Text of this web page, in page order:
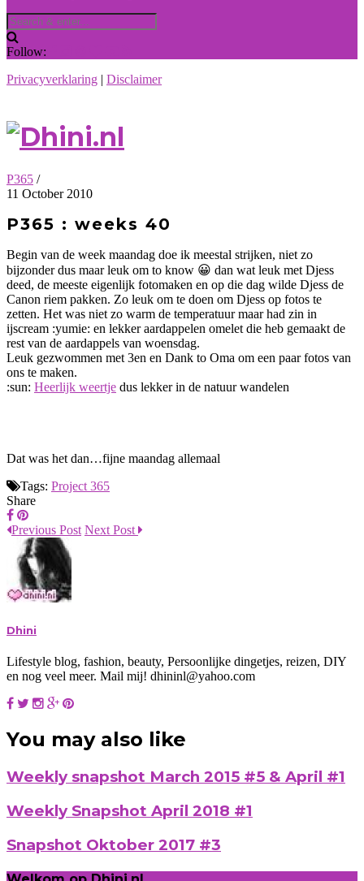
Follow:
Privacyverklaring | Disclaimer
P365 /
11 October 2010
P365 : weeks 40
Begin van de week maandag doe ik meestal strijken, niet zo
bijzonder dus maar leuk om to know 😀 dan wat leuk met Djess
deed, de meeste eigenlijk fotomaken en op die dag wilde Djess de
Canon riem pakken. Zo leuk om te doen om Djess op fotos te
zetten. Het was niet zo warm de temperatuur maar had zin in
ijscream :yumie: en lekker aardappelen omelet die heb gemaakt de
rest van de aardappels van woensdag.
Leuk gezwommen met 3en en Dank to Oma om een paar fotos van
ons te maken.
:sun: Heerlijk weertje dus lekker in de natuur wandelen
Dat was het dan…fijne maandag allemaal
Tags: Project 365
Share
Previous Post Next Post
Dhini
Lifestyle blog, fashion, beauty, Persoonlijke dingetjes, reizen, DIY
en nog veel meer. Mail mij! dhininl@yahoo.com
You may also like
Weekly snapshot March 2015 #5 & April #1
Weekly Snapshot April 2018 #1
Snapshot Oktober 2017 #3